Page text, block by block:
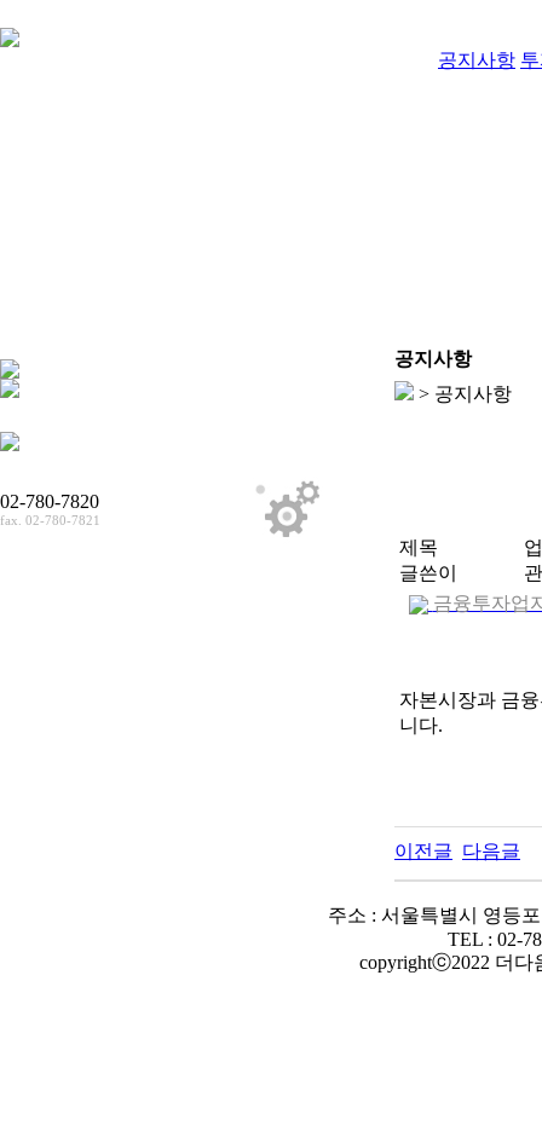
공지사항
02-780-7820
fax. 02-780-7821
공지사항
> 공지사항
제목
글쓴이
금융투자업
자본시장과 금
니다.
이전글 다음글
주소 : 서울특별시 영등
TEL : 02-
copyrightⓒ2022 더다